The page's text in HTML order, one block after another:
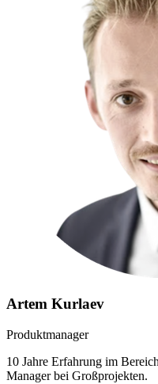
Artem Kurlaev
Produktmanager
10 Jahre Erfahrung im
Manager bei Großprojekten.